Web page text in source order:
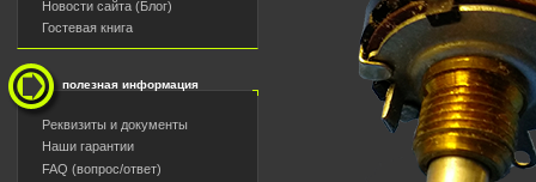
Новости сайта (Блог)
Гостевая книга
полезная информация
Реквизиты и документы
Наши гарантии
FAQ (вопрос/ответ)